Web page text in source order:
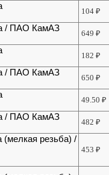
104₽
/ ПАО КамАЗ
649₽
182₽
/ ПАО КамАЗ
650₽
49.50₽
/ ПАО КамАЗ
482₽
(мелкая резьба) /
453₽